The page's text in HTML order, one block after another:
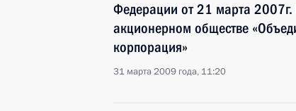
Федерации от 21 марта
акционерном обществе
корпорация»
31 марта 2009 года, 11:20